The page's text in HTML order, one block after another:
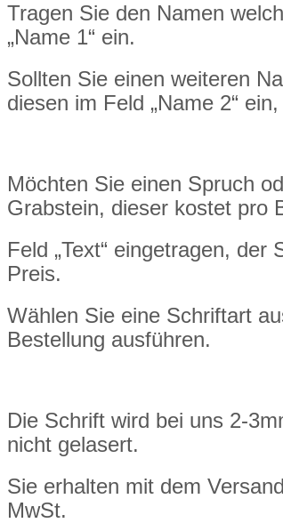
Tragen Sie den Namen
„Name 1“ ein.
Sollten Sie einen weiteren
diesen im Feld „Name 2“
Möchten Sie einen Spruch
Grabstein, dieser kostet pro
Feld „Text“ eingetragen,
Preis.
Wählen Sie eine Schriftart
Bestellung ausführen.
Die Schrift wird bei uns 2-
nicht gelasert.
Sie erhalten mit dem
MwSt.